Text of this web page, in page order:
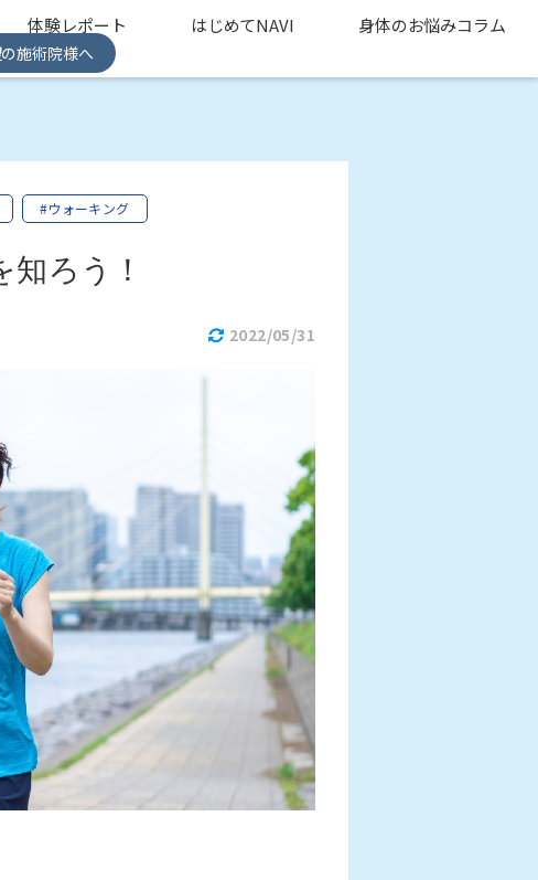
体験レポート はじめてNAVI 身体のお悩みコラム
施術院様へ
#ウォーキング
ろう！
2022/05/31